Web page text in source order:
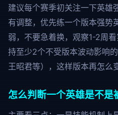
建议每个赛季初关注一下英雄
有调整，优先练一个版本强势
弱，不要急着换，观察1-2周
持至少2个不受版本波动影响
王昭君等），这样版本再怎么
怎么判断一个英雄是不是